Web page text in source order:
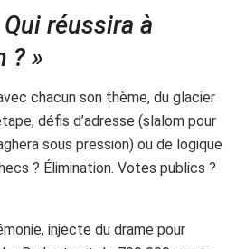
Qui réussira à
? »
chacun son thème, du glacier
défis d’adresse (slalom pour
sous pression) ou de logique
? Élimination. Votes publics ?
injecte du drame pour